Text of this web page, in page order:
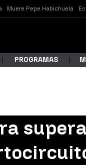
Muere Pepe Habichuela
PROGRAMAS